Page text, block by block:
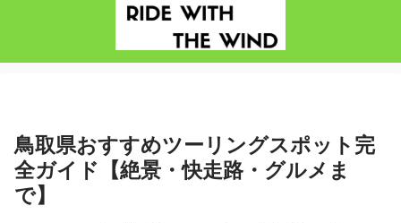
鳥取県おすすめツーリングスポット完
全ガイド【絶景・快走路・グルメま
で】